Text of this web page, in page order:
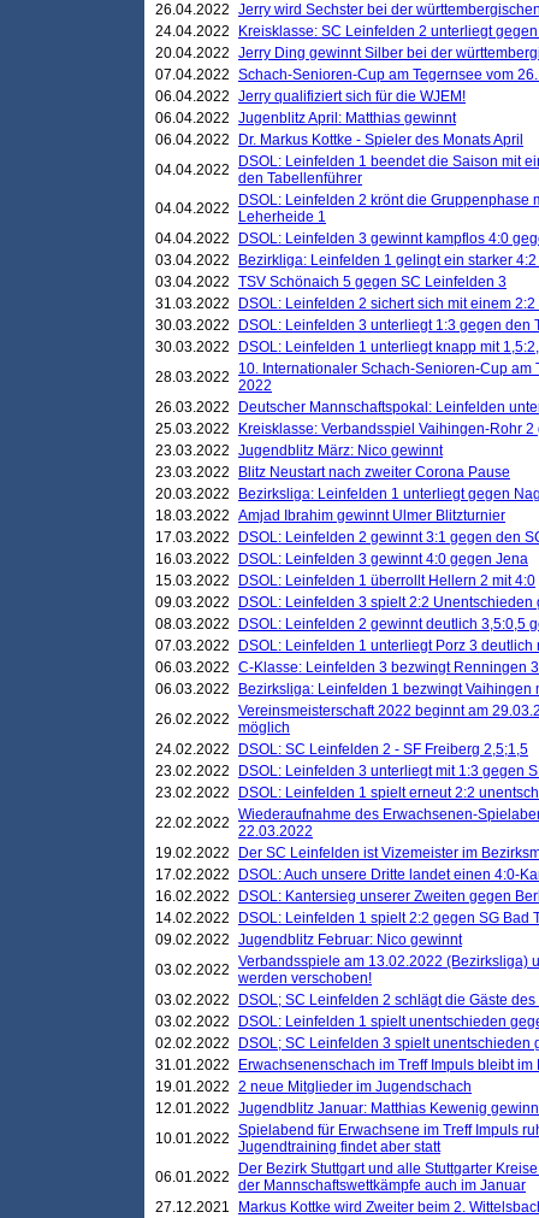
26.04.2022 Jerry wird Sechster bei der
24.04.2022
Kreisklasse: SC Leinfelden 2 unterliegt
20.04.2022 Jerry Ding gewinnt Silber bei der
07.04.2022 Schach-Senioren-Cup am Tegernsee vom
06.04.2022 Jerry qualifiziert sich für die WJEM!
06.04.2022 Jugenblitz April: Matthias gewinnt
06.04.2022
Dr. Markus Kottke - Spieler des Monats April
04.04.2022
DSOL: Leinfelden 1 beendet die Saison mit
den Tabellenführer
04.04.2022
DSOL: Leinfelden 2 krönt die Gruppenphase
Leherheide 1
04.04.2022
DSOL: Leinfelden 3 gewinnt kampflos 4:0
03.04.2022
Bezirkliga: Leinfelden 1 gelingt ein starker
03.04.2022 TSV Schönaich 5 gegen SC Leinfelden 3
31.03.2022
DSOL: Leinfelden 2 sichert sich mit einem
30.03.2022
DSOL: Leinfelden 3 unterliegt 1:3 gegen den
30.03.2022
DSOL: Leinfelden 1 unterliegt knapp mit
28.03.2022
10. Internationaler Schach-Senioren-Cup am
2022
26.03.2022
Deutscher Mannschaftspokal: Leinfelden
25.03.2022
Kreisklasse: Verbandsspiel Vaihingen-Rohr
23.03.2022 Jugendblitz März: Nico gewinnt
23.03.2022
Blitz Neustart nach zweiter Corona Pause
20.03.2022
Bezirksliga: Leinfelden 1 unterliegt gegen
18.03.2022 Amjad Ibrahim gewinnt Ulmer Blitzturnier
17.03.2022
DSOL: Leinfelden 2 gewinnt 3:1 gegen den
16.03.2022
DSOL: Leinfelden 3 gewinnt 4:0 gegen Jena
15.03.2022
DSOL: Leinfelden 1 überrollt Hellern 2 mit 4:0
09.03.2022
DSOL: Leinfelden 3 spielt 2:2 Unentschieden
08.03.2022
DSOL: Leinfelden 2 gewinnt deutlich 3,5:0,5
07.03.2022
DSOL: Leinfelden 1 unterliegt Porz 3 deutlich
06.03.2022 C-Klasse: Leinfelden 3 bezwingt Renningen
06.03.2022
Bezirksliga: Leinfelden 1 bezwingt Vaihingen
26.02.2022 Vereinsmeisterschaft 2022 beginnt am
möglich
24.02.2022
DSOL: SC Leinfelden 2 - SF Freiberg 2,5;1,5
23.02.2022
DSOL: Leinfelden 3 unterliegt mit 1:3 gegen
23.02.2022
DSOL: Leinfelden 1 spielt erneut 2:2
22.02.2022 Wiederaufnahme des Erwachsenen-
22.03.2022
19.02.2022
Der SC Leinfelden ist Vizemeister im
17.02.2022
DSOL: Auch unsere Dritte landet einen 4:0-
16.02.2022
DSOL: Kantersieg unserer Zweiten gegen
14.02.2022
DSOL: Leinfelden 1 spielt 2:2 gegen SG Bad
09.02.2022 Jugendblitz Februar: Nico gewinnt
03.02.2022 Verbandsspiele am 13.02.2022 (Bezirksliga)
werden verschoben!
03.02.2022
DSOL; SC Leinfelden 2 schlägt die Gäste
03.02.2022
DSOL: Leinfelden 1 spielt unentschieden
02.02.2022
DSOL; SC Leinfelden 3 spielt unentschieden
31.01.2022
Erwachsenenschach im Treff Impuls bleibt
19.01.2022 2 neue Mitglieder im Jugendschach
12.01.2022 Jugendblitz Januar: Matthias Kewenig
10.01.2022 Spielabend für Erwachsene im Treff Impuls
Jugendtraining findet aber statt
06.01.2022
Der Bezirk Stuttgart und alle Stuttgarter
der Mannschaftswettkämpfe auch im Januar
27.12.2021
Markus Kottke wird Zweiter beim 2.